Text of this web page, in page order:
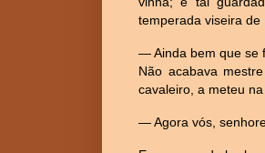
temperada viseira de
— Ainda bem que se
Não acabava
cavaleiro, a meteu na
— Agora vós,